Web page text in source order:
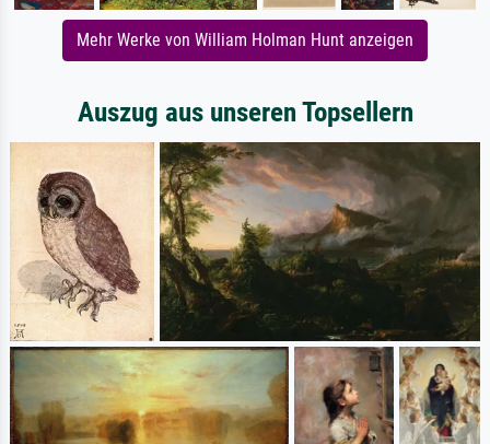
Mehr Werke von William Holman Hunt anzeigen
Auszug aus unseren Topsellern